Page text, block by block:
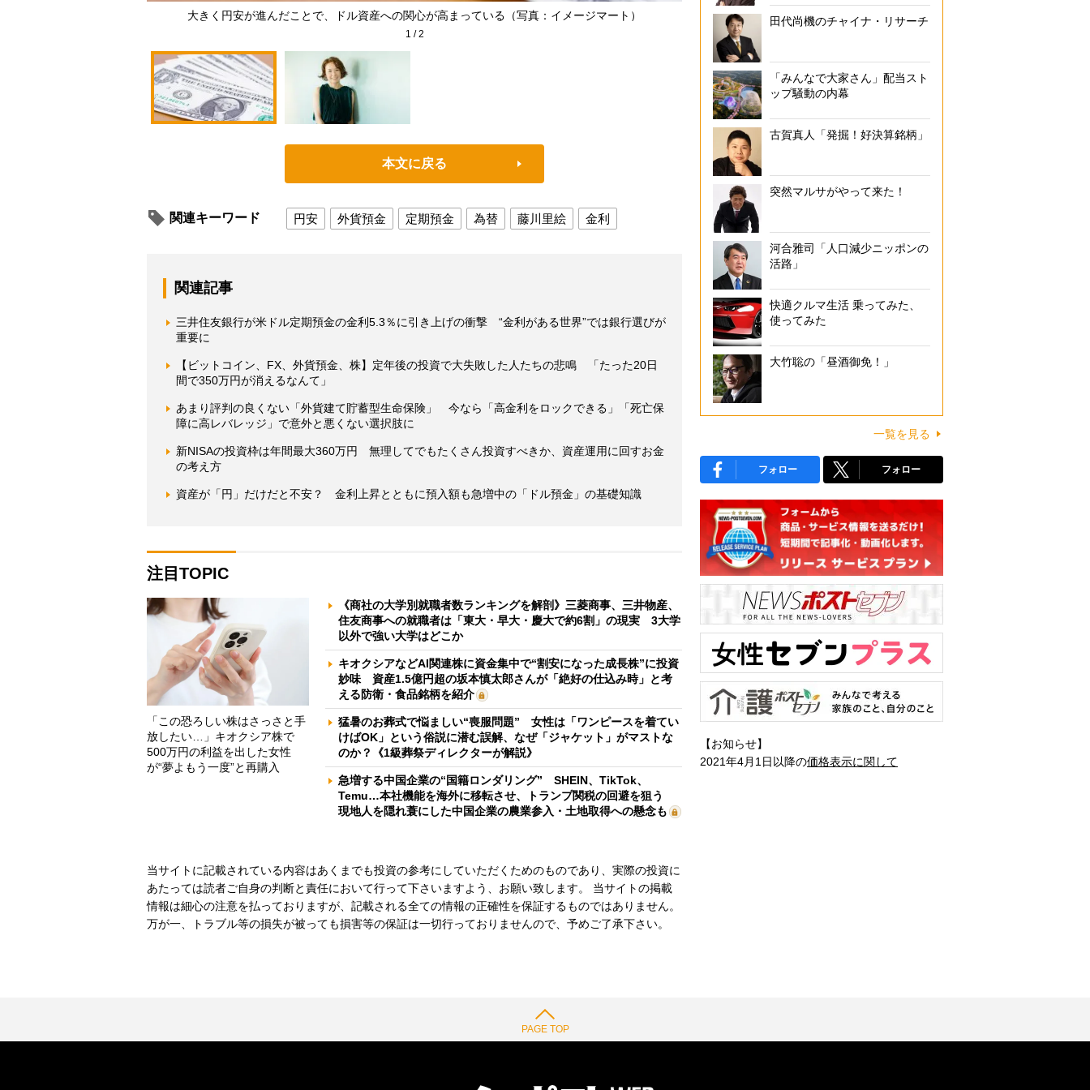
大きく円安が進んだことで、ドル資産への関心が高まっている（写真：イメージマート） 個人投資家で株式投資講師・藤川里絵さん
1 /2
本文に戻る
関連キーワード 円安 外貨預金 定期預金 為替 藤川里絵 金利
関連記事
三井住友銀行が米ドル定期預金の金利5.3％に引き上げの衝撃 “金利がある世界”では銀行選びが
重要に
【ビットコイン、FX、外貨預金、株】定年後の投資で大失敗した人たちの悲鳴 「たった20日
間で350万円が消えるなんて」
あまり評判の良くない「外貨建て貯蓄型生命保険」 今なら「高金利をロックできる」「死亡保
障に高レバレッジ」で意外と悪くない選択肢に
新NISAの投資枠は年間最大360万円 無理してでもたくさん投資すべきか、資産運用に回すお金
の考え方
資産が「円」だけだと不安？ 金利上昇とともに預入額も急増中の「ドル預金」の基礎知識
注目TOPIC
「この恐ろしい株はさっさと手
放したい…」キオクシア株で
500万円の利益を出した女性
が“夢よもう一度”と再購入
《商社の大学別就職者数ランキングを解剖》三菱商事、三井物産、
住友商事への就職者は「東大・早大・慶大で約6割」の現実 3大学
以外で強い大学はどこか
キオクシアなどAI関連株に資金集中で“割安になった成長株”に投資
妙味 資産1.5億円超の坂本慎太郎さんが「絶好の仕込み時」と考
える防衛・食品銘柄を紹介
猛暑のお葬式で悩ましい“喪服問題” 女性は「ワンピースを着てい
けばOK」という俗説に潜む誤解、なぜ「ジャケット」がマストな
のか？《1級葬祭ディレクターが解説》
急増する中国企業の“国籍ロンダリング” SHEIN、TikTok、
Temu…本社機能を海外に移転させ、トランプ関税の回避を狙う
現地人を隠れ蓑にした中国企業の農業参入・土地取得への懸念も
当サイトに記載されている内容はあくまでも投資の参考にしていただくためのものであり、実際の投資に
あたっては読者ご自身の判断と責任において行って下さいますよう、お願い致します。 当サイトの掲載
情報は細心の注意を払っておりますが、記載される全ての情報の正確性を保証するものではありません。
万が一、トラブル等の損失が被っても損害等の保証は一切行っておりませんので、予めご了承下さい。
田代尚機のチャイナ・リサーチ
「みんなで大家さん」配当スト
ップ騒動の内幕
古賀真人「発掘！好決算銘柄」
突然マルサがやって来た！
河合雅司「人口減少ニッポンの
活路」
快適クルマ生活 乗ってみた、
使ってみた
大竹聡の「昼酒御免！」
一覧を見る
フォロー フォロー
【お知らせ】
2021年4月1日以降の価格表示に関して
PAGE TOP